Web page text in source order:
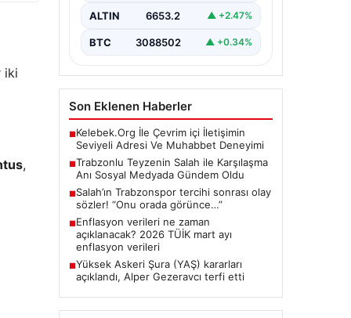
iki
,
bir…
ALTIN 6653.2 ▲ +2.47%
BTC 3088502 ▲ +0.34%
Son Eklenen Haberler
■Kelebek.Org İle Çevrim içi İletişimin
Seviyeli Adresi Ve Muhabbet Deneyimi
■Trabzonlu Teyzenin Salah ile Karşılaşma
Anı Sosyal Medyada Gündem Oldu
■Salah’ın Trabzonspor tercihi sonrası olay
sözler! “Onu orada görünce…”
■Enflasyon verileri ne zaman
açıklanacak? 2026 TÜİK mart ayı
enflasyon verileri
■Yüksek Askeri Şura (YAŞ) kararları
açıklandı, Alper Gezeravcı terfi etti